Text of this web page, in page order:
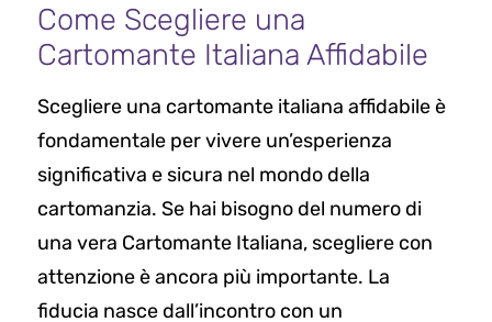
Come Scegliere una
Cartomante Italiana Affidabile
Scegliere una cartomante italiana affidabile è
fondamentale per vivere un’esperienza
significativa e sicura nel mondo della
cartomanzia. Se hai bisogno del numero di
una vera Cartomante Italiana, scegliere con
attenzione è ancora più importante. La
fiducia nasce dall’incontro con un